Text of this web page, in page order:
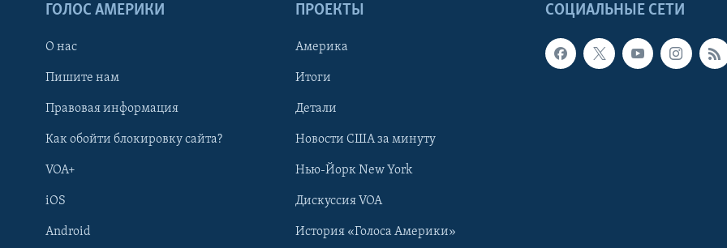
СОЦИАЛЬНЫЕ СЕТИ
ГОЛОС АМЕРИКИ
О нас
Пишите нам
Правовая информация
Как обойти блокировку сайта?
VOA+
iOS
Android
ПРОЕКТЫ
Америка
Итоги
Детали
Новости США за минуту
Нью-Йорк New York
Дискуссия VOA
История «Голоса Америки»